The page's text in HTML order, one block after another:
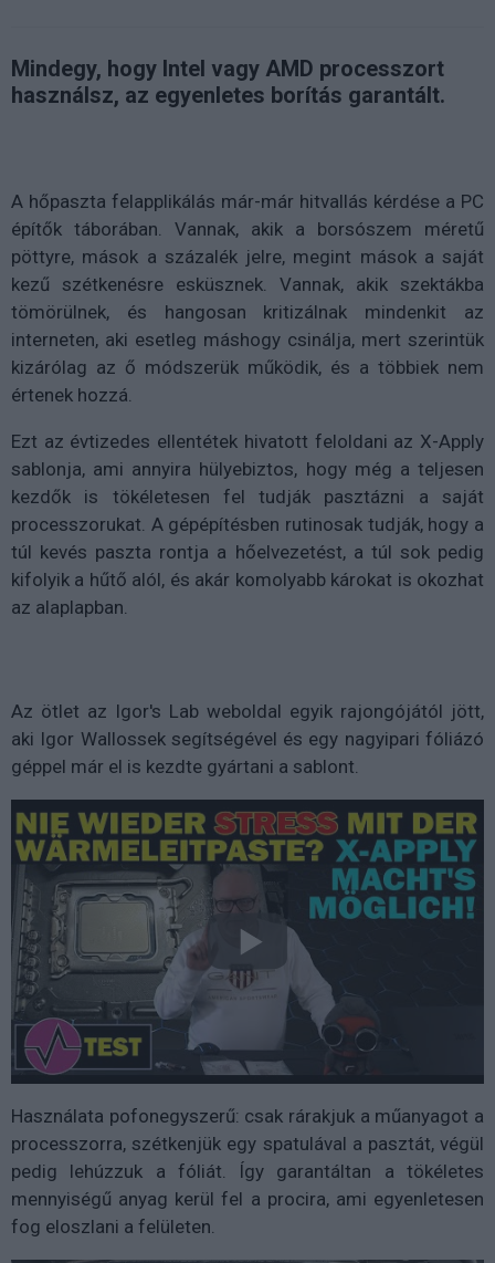
Mindegy, hogy Intel vagy AMD processzort
használsz, az egyenletes borítás garantált.
A hőpaszta felapplikálás már-már hitvallás kérdése a PC
építők táborában. Vannak, akik a borsószem méretű
pöttyre, mások a százalék jelre, megint mások a saját
kezű szétkenésre esküsznek. Vannak, akik szektákba
tömörülnek, és hangosan kritizálnak mindenkit az
interneten, aki esetleg máshogy csinálja, mert szerintük
kizárólag az ő módszerük működik, és a többiek nem
értenek hozzá.
Ezt az évtizedes ellentétek hivatott feloldani az X-Apply
sablonja, ami annyira hülyebiztos, hogy még a teljesen
kezdők is tökéletesen fel tudják pasztázni a saját
processzorukat. A gépépítésben rutinosak tudják, hogy a
túl kevés paszta rontja a hőelvezetést, a túl sok pedig
kifolyik a hűtő alól, és akár komolyabb károkat is okozhat
az alaplapban.
Az ötlet az Igor's Lab weboldal egyik rajongójától jött,
aki Igor Wallossek segítségével és egy nagyipari fóliázó
géppel már el is kezdte gyártani a sablont.
Használata pofonegyszerű: csak rárakjuk a műanyagot a
processzorra, szétkenjük egy spatulával a pasztát, végül
pedig lehúzzuk a fóliát. Így garantáltan a tökéletes
mennyiségű anyag kerül fel a procira, ami egyenletesen
fog eloszlani a felületen.